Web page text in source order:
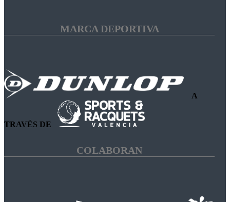
MARCA DEPORTIVA
A
TRAVÉS DE
COLABORAN